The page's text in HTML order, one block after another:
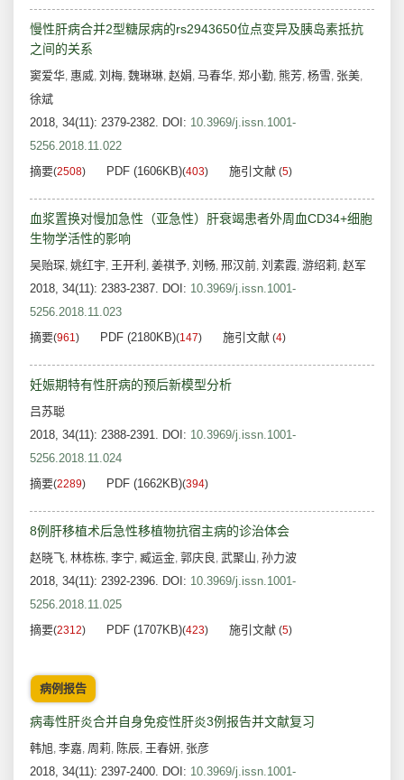
慢性肝病合并2型糖尿病的rs2943650位点变异及胰岛素抵抗
之间的关系
窦爱华, 惠威, 刘梅, 魏琳琳, 赵娟, 马春华, 郑小勤, 熊芳, 杨雪, 张美,
徐斌
2018, 34(11): 2379-2382. DOI: 10.3969/j.issn.1001-
5256.2018.11.022
摘要(2508) PDF (1606KB)(403) 施引文献 (5)
血浆置换对慢加急性（亚急性）肝衰竭患者外周血CD34+细胞
生物学活性的影响
吴贻琛, 姚红宇, 王开利 , 姜祺予, 刘畅, 邢汉前, 刘素霞, 游绍莉, 赵军
2018, 34(11): 2383-2387. DOI: 10.3969/j.issn.1001-
5256.2018.11.023
摘要(961) PDF (2180KB)(147) 施引文献 (4)
妊娠期特有性肝病的预后新模型分析
吕苏聪
2018, 34(11): 2388-2391. DOI: 10.3969/j.issn.1001-
5256.2018.11.024
摘要(2289) PDF (1662KB)(394)
8例肝移植术后急性移植物抗宿主病的诊治体会
赵晓飞, 林栋栋, 李宁, 臧运金, 郭庆良, 武聚山, 孙力波
2018, 34(11): 2392-2396. DOI: 10.3969/j.issn.1001-
5256.2018.11.025
摘要(2312) PDF (1707KB)(423) 施引文献 (5)
病例报告
病毒性肝炎合并自身免疫性肝炎3例报告并文献复习
韩旭, 李嘉, 周莉, 陈辰, 王春妍, 张彦
2018, 34(11): 2397-2400. DOI: 10.3969/j.issn.1001-